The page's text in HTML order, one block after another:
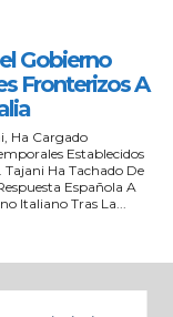
Gobierno
Fronterizos A
Ha Cargado
Establecidos
Tajani Ha Tachado De
Española A
Italiano Tras La...